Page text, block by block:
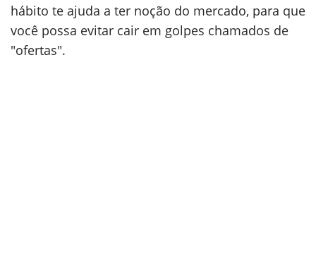
hábito te ajuda a ter noção do mercado, para que
você possa evitar cair em golpes chamados de
"ofertas".